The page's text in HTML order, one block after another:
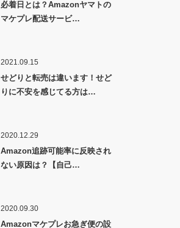
必着日とは？Amazonヤマトの
マケプレ配送サービ…
2021.09.15
せどりと転売は違います！せど
りに不安を感じてる方は…
2020.12.29
Amazon追跡可能率に反映され
ない原因は？【自己…
2020.09.30
Amazonマケプレお急ぎ便の設